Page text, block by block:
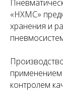
«НХМС»
хранения и
применением
контролем